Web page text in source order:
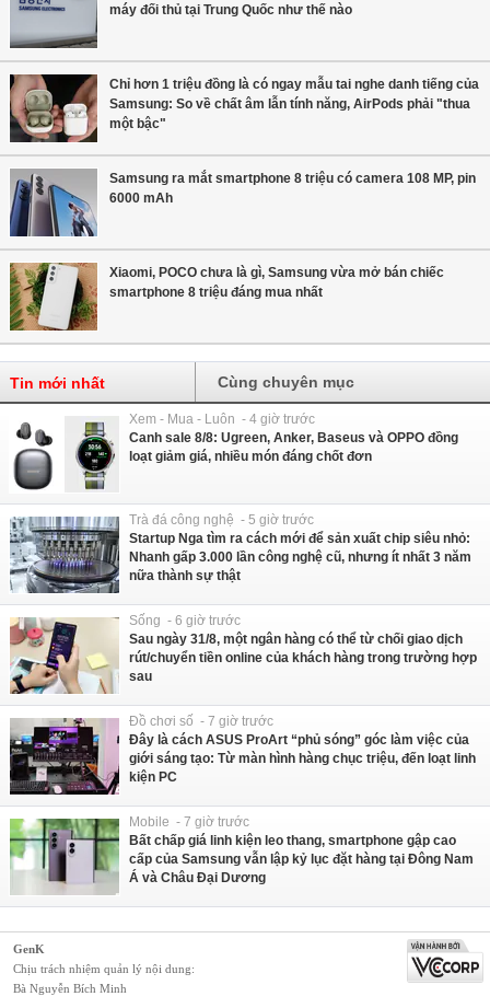
máy đối thủ tại Trung Quốc như thế nào
Chỉ hơn 1 triệu đồng là có ngay mẫu tai nghe danh tiếng của
Samsung: So về chất âm lẫn tính năng, AirPods phải "thua
một bậc"
Samsung ra mắt smartphone 8 triệu có camera 108 MP, pin
6000 mAh
Xiaomi, POCO chưa là gì, Samsung vừa mở bán chiếc
smartphone 8 triệu đáng mua nhất
Tin mới nhất Cùng chuyên mục
Xem - Mua - Luôn - 4 giờ trước
Canh sale 8/8: Ugreen, Anker, Baseus và OPPO đồng
loạt giảm giá, nhiều món đáng chốt đơn
Trà đá công nghệ - 5 giờ trước
Startup Nga tìm ra cách mới để sản xuất chip siêu nhỏ:
Nhanh gấp 3.000 lần công nghệ cũ, nhưng ít nhất 3 năm
nữa thành sự thật
Sống - 6 giờ trước
Sau ngày 31/8, một ngân hàng có thể từ chối giao dịch
rút/chuyển tiền online của khách hàng trong trường hợp
sau
Đồ chơi số - 7 giờ trước
Đây là cách ASUS ProArt “phủ sóng” góc làm việc của
giới sáng tạo: Từ màn hình hàng chục triệu, đến loạt linh
kiện PC
Mobile - 7 giờ trước
Bất chấp giá linh kiện leo thang, smartphone gập cao
cấp của Samsung vẫn lập kỷ lục đặt hàng tại Đông Nam
Á và Châu Đại Dương
GenK
Chịu trách nhiệm quản lý nội dung:
Bà Nguyễn Bích Minh